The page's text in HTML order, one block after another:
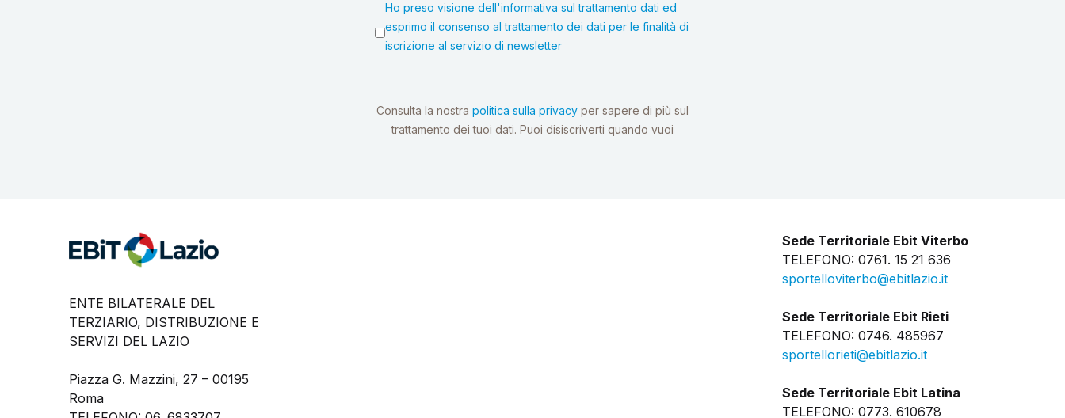
Ho preso visione dell'informativa sul trattamento dati ed
esprimo il consenso al trattamento dei dati per le finalità di
iscrizione al servizio di newsletter
Consulta la nostra politica sulla privacyper sapere di più sul
trattamento dei tuoi dati. Puoi disiscriverti quando vuoi
ENTE BILATERALE DEL
TERZIARIO, DISTRIBUZIONE E
SERVIZI DEL LAZIO
Piazza G. Mazzini, 27 – 00195
Roma
Sede Territoriale Ebit Viterbo
TELEFONO: 0761. 15 21 636
sportelloviterbo@ebitlazio.it
Sede Territoriale Ebit Rieti
TELEFONO: 0746. 485967
sportellorieti@ebitlazio.it
Sede Territoriale Ebit Latina
TELEFONO: 0773. 610678